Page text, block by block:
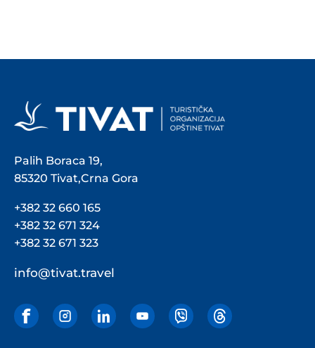
Palih Boraca 19,
85320 Tivat,Crna Gora
+382 32 660 165
+382 32 671 324
+382 32 671 323
info@tivat.travel